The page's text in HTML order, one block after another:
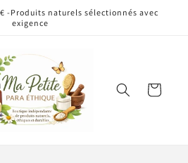
-Produits naturels sélectionnés avec
exigence
Panier